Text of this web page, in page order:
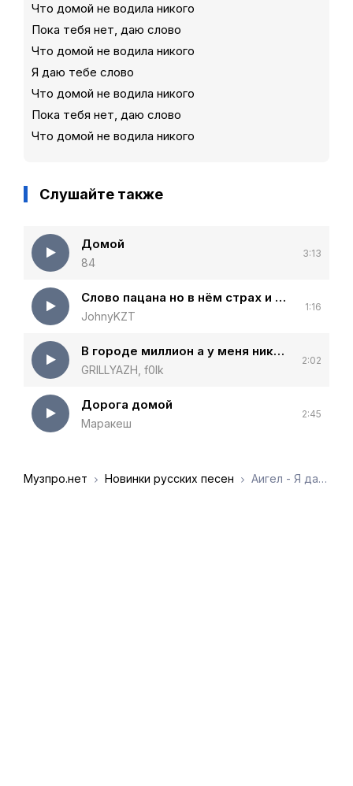
Что домой не водила никого
Пока тебя нет, даю слово
Что домой не водила никого
Я даю тебе слово
Что домой не водила никого
Пока тебя нет, даю слово
Что домой не водила никого
Слушайте также
Домой
84
3:13
Слово пацана но в нём страх и боль
JohnyKZT
1:16
В городе миллион а у меня никого
GRILLYAZH, f0lk
2:02
Дорога домой
Маракеш
2:45
Музпро.нет Новинки русских песен Аигел - Я даю тебе слово что домой не водила никого